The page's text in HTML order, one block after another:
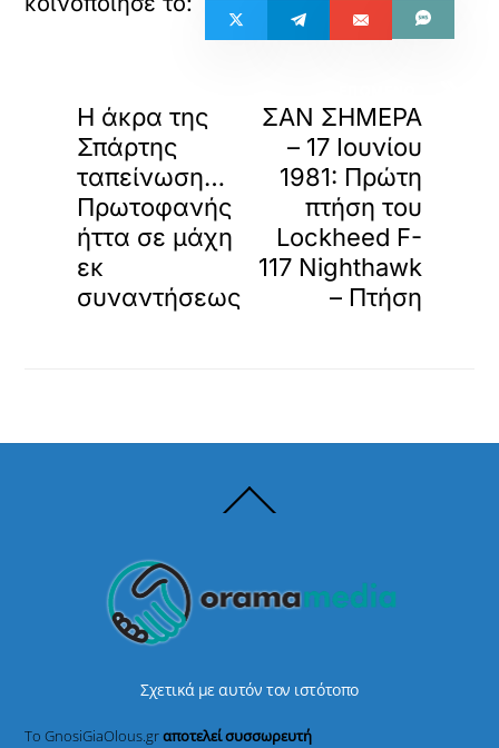
Η άκρα της
Σπάρτης
ταπείνωση…
Πρωτοφανής
ήττα σε μάχη
εκ
συναντήσεως
ΣΑΝ ΣΗΜΕΡΑ
– 17 Ιουνίου
1981: Πρώτη
πτήση του
Lockheed F-
117 Nighthawk
– Πτήση
To
Σχετικά με αυτόν τον ιστότοπο
Το GnosiGiaOlous.grαποτελεί συσσωρευτή